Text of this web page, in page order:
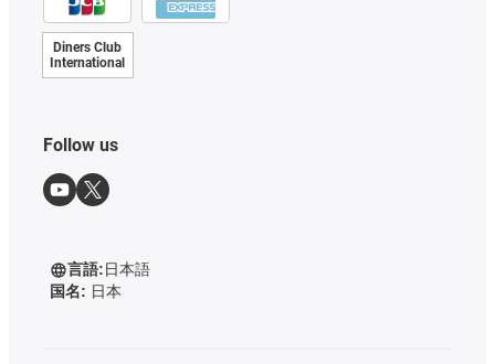
Diners Club
International
Follow us
言語:日本語
国名: 日本